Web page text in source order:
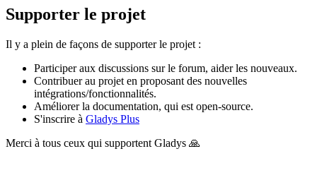
Supporter le projet
Il y a plein de façons de supporter le projet :
Participer aux discussions sur le forum, aider les nouveaux.
Contribuer au projet en proposant des nouvelles
intégrations/fonctionnalités.
Améliorer la documentation, qui est open-source.
S'inscrire à Gladys Plus
Merci à tous ceux qui supportent Gladys 🙏